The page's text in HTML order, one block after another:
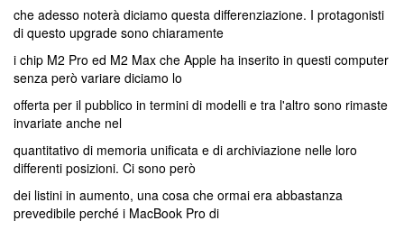
che adesso noterà diciamo questa differenziazione. I protagonisti
di questo upgrade sono chiaramente
i chip M2 Pro ed M2 Max che Apple ha inserito in questi computer
senza però variare diciamo lo
offerta per il pubblico in termini di modelli e tra l'altro sono rimaste
invariate anche nel
quantitativo di memoria unificata e di archiviazione nelle loro
differenti posizioni. Ci sono però
dei listini in aumento, una cosa che ormai era abbastanza
prevedibile perché i MacBook Pro di